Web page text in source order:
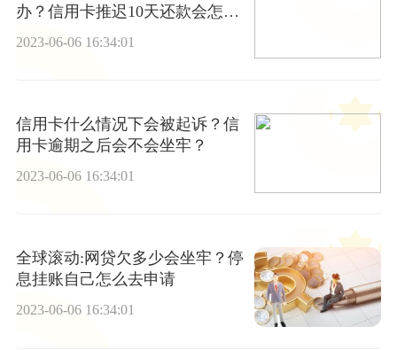
办？信用卡推迟10天还款会怎么
2023-06-06 16:34:01
信用卡什么情况下会被起诉？信
用卡逾期之后会不会坐牢？
2023-06-06 16:34:01
全球滚动:网贷欠多少会坐牢？停
息挂账自己怎么去申请
2023-06-06 16:34:01